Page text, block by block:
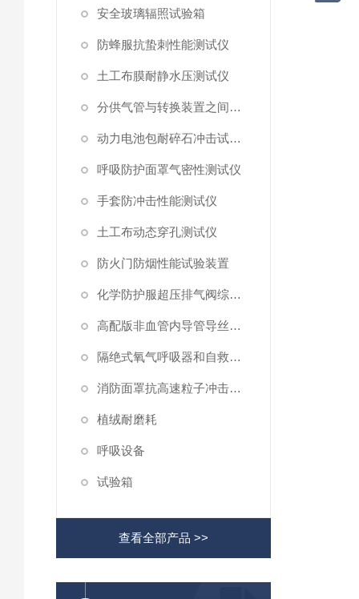
安全玻璃辐照试验箱
防蜂服抗蛰刺性能测试仪
土工布膜耐静水压测试仪
分供气管与转换装置之间连接强度试验机
动力电池包耐碎石冲击试验机
呼吸防护面罩气密性测试仪
手套防冲击性能测试仪
土工布动态穿孔测试仪
防火门防烟性能试验装置
化学防护服超压排气阀综合性测试仪
高配版非血管内导管导丝滑动性能测试仪
隔绝式氧气呼吸器和自救器二氧化碳吸收率及水分含量测试仪
消防面罩抗高速粒子冲击试验机
植绒耐磨耗
呼吸设备
试验箱
查看全部产品 >>